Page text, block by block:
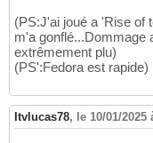
(PS:J'ai joué a 'Rise of
m'a gonflé...Dommage
extrêmement plu)
(PS':Fedora est rapide)
Itvlucas78, le 10/01/2025